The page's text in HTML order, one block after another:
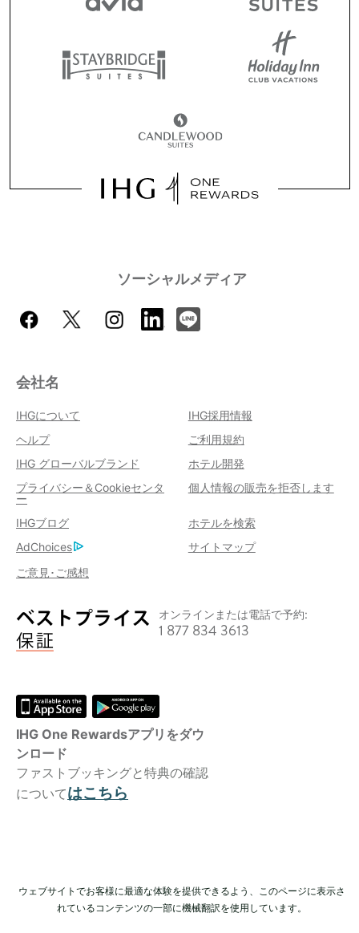
ソーシャルメディア
会社名
IHGについて
IHG採用情報
ヘルプ
ご利用規約
IHG グローバルブランド
ホテル開発
プライバシー＆Cookieセンタ
ー
個人情報の販売を拒否します
IHGブログ
ホテルを検索
AdChoices
サイトマップ
ご意見･ご感想
オンラインまたは電話で予約:
1 877 834 3613
IHG One Rewardsアプリをダウ
ンロード
ファストブッキングと特典の確認
についてはこちら
ウェブサイトでお客様に最適な体験を提供できるよう、このページに表示さ
れているコンテンツの一部に機械翻訳を使用しています。